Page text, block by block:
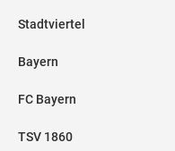
Stadtviertel
Bayern
FC Bayern
TSV 1860